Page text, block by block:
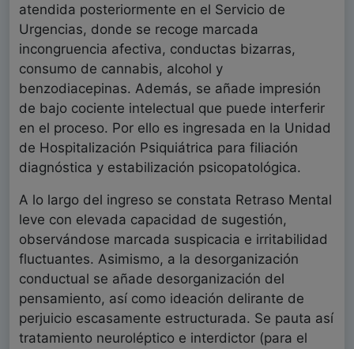
atendida posteriormente en el Servicio de
Urgencias, donde se recoge marcada
incongruencia afectiva, conductas bizarras,
consumo de cannabis, alcohol y
benzodiacepinas. Además, se añade impresión
de bajo cociente intelectual que puede interferir
en el proceso. Por ello es ingresada en la Unidad
de Hospitalización Psiquiátrica para filiación
diagnóstica y estabilización psicopatológica.
A lo largo del ingreso se constata Retraso Mental
leve con elevada capacidad de sugestión,
observándose marcada suspicacia e irritabilidad
fluctuantes. Asimismo, a la desorganización
conductual se añade desorganización del
pensamiento, así como ideación delirante de
perjuicio escasamente estructurada. Se pauta así
tratamiento neuroléptico e interdictor (para el